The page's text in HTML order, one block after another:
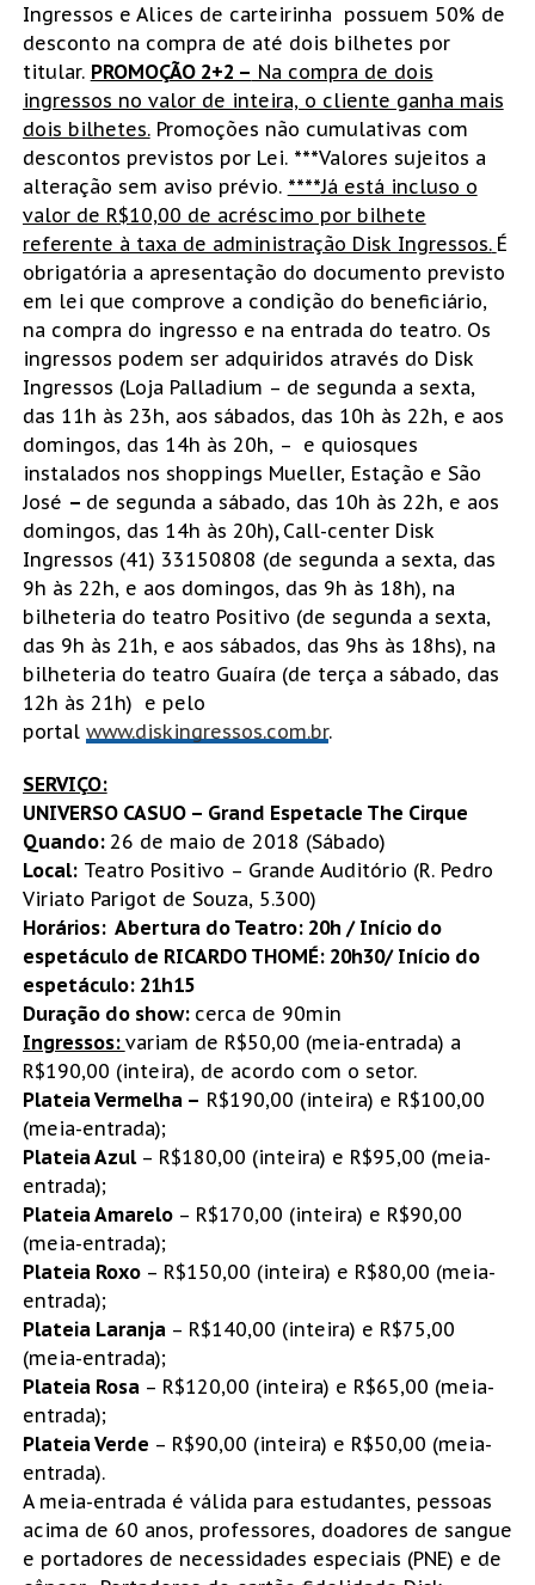
Ingressos e Alices de carteirinha possuem 50% de
desconto na compra de até dois bilhetes por
titular. PROMOÇÃO 2+2 – Na compra de dois
ingressos no valor de inteira, o cliente ganha mais
dois bilhetes.Promoções não cumulativas com
descontos previstos por Lei. ***Valores sujeitos a
alteração sem aviso prévio. ****Já está incluso o
valor de R$10,00 de acréscimo por bilhete
referente à taxa de administração Disk Ingressos. É
obrigatória a apresentação do documento previsto
em lei que comprove a condição do beneficiário,
na compra do ingresso e na entrada do teatro. Os
ingressos podem ser adquiridos através do Disk
Ingressos (Loja Palladium – de segunda a sexta,
das 11h às 23h, aos sábados, das 10h às 22h, e aos
domingos, das 14h às 20h, – e quiosques
instalados nos shoppings Mueller, Estação e São
José – de segunda a sábado, das 10h às 22h, e aos
domingos, das 14h às 20h), Call-center Disk
Ingressos (41) 33150808 (de segunda a sexta, das
9h às 22h, e aos domingos, das 9h às 18h), na
bilheteria do teatro Positivo (de segunda a sexta,
das 9h às 21h, e aos sábados, das 9hs às 18hs), na
bilheteria do teatro Guaíra (de terça a sábado, das
12h às 21h) e pelo
portal www.diskingressos.com.br.
SERVIÇO:
UNIVERSO CASUO – Grand Espetacle The Cirque
Quando: 26 de maio de 2018 (Sábado)
Local:Teatro Positivo – Grande Auditório (R. Pedro
Viriato Parigot de Souza, 5.300)
Horários: Abertura do Teatro: 20h / Início do
espetáculo de RICARDO THOMÉ: 20h30/ Início do
espetáculo: 21h15
Duração do show: cerca de 90min
Ingressos: variam de R$50,00 (meia-entrada) a
R$190,00 (inteira), de acordo com o setor.
Plateia Vermelha – R$190,00 (inteira) e R$100,00
(meia-entrada);
Plateia Azul – R$180,00 (inteira) e R$95,00 (meia-
entrada);
Plateia Amarelo – R$170,00 (inteira) e R$90,00
(meia-entrada);
Plateia Roxo – R$150,00 (inteira) e R$80,00 (meia-
entrada);
Plateia Laranja – R$140,00 (inteira) e R$75,00
(meia-entrada);
Plateia Rosa – R$120,00 (inteira) e R$65,00 (meia-
entrada);
Plateia Verde – R$90,00 (inteira) e R$50,00 (meia-
entrada).
A meia-entrada é válida para estudantes, pessoas
acima de 60 anos, professores, doadores de sangue
e portadores de necessidades especiais (PNE) e de